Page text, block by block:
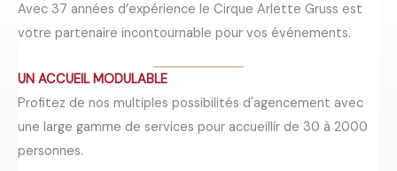
Avec 37 années d’expérience le Cirque Arlette Gruss est
votre partenaire incontournable pour vos événements.
UN ACCUEIL MODULABLE
Profitez de nos multiples possibilités d'agencement avec
une large gamme de services pour accueillir de 30 à 2000
personnes.